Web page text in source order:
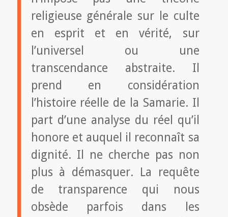
religieuse générale sur le culte
en esprit et en vérité, sur
l’universel ou une
transcendance abstraite. Il
prend en considération
l’histoire réelle de la Samarie. Il
part d’une analyse du réel qu’il
honore et auquel il reconnaît sa
dignité. Il ne cherche pas non
plus à démasquer. La requête
de transparence qui nous
obsède parfois dans les